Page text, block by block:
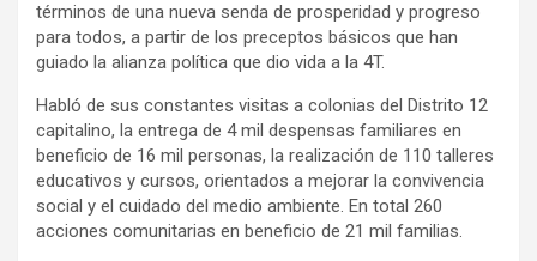
términos de una nueva senda de prosperidad y progreso
para todos, a partir de los preceptos básicos que han
guiado la alianza política que dio vida a la 4T.
Habló de sus constantes visitas a colonias del Distrito 12
capitalino, la entrega de 4 mil despensas familiares en
beneficio de 16 mil personas, la realización de 110 talleres
educativos y cursos, orientados a mejorar la convivencia
social y el cuidado del medio ambiente. En total 260
acciones comunitarias en beneficio de 21 mil familias.